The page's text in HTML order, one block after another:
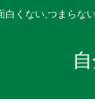
白くない,つまらな